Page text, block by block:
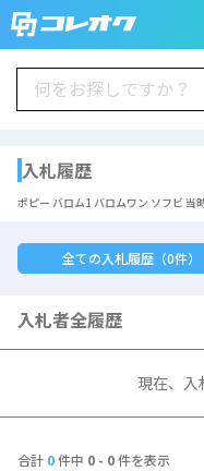
入札履歴
ポピー バロム1 バロムワン ソフビ 当
全ての入札履歴（0件）
入札者全履歴
現在、入
合計 0件中 0 - 0件を表示